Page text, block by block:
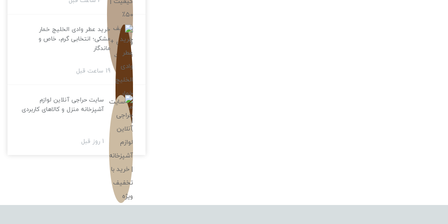
خرید عطر وادی الخلیج خمار
مشکی؛ انتخابی گرم، خاص و
ماندگار
19 ساعت قبل
سایت حراجی آنلاین لوازم
آشپزخانه منزل و کالاهای کاربردی
1 روز قبل